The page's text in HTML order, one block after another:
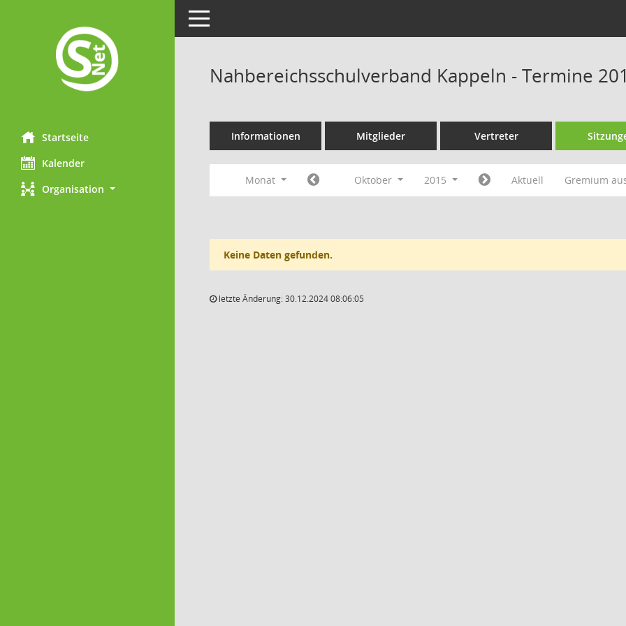
Startseite
Kalender
Organisation
Toggle navigation
Nahbereichsschulverband Kappeln - Termine
Informationen Mitglieder Vertreter
Monat Oktober 2015 Aktuell Gremium
Keine Daten gefunden.
letzte Änderung: 30.12.2024 08:06:05